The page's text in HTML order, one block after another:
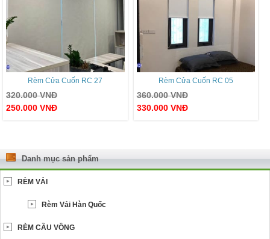
Rèm Cửa Cuốn RC 27
320.000VNĐ
250.000 VNĐ
Rèm Cửa Cuốn RC 05
360.000VNĐ
330.000 VNĐ
Danh mục sản phẩm
RÈM VẢI
Rèm Vải Hàn Quốc
RÈM CẦU VỒNG